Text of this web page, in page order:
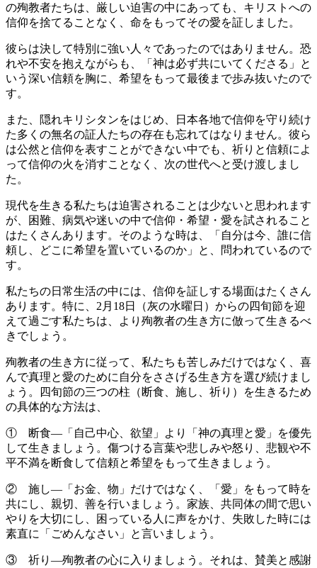
の殉教者たちは、厳しい迫害の中にあっても、キリストへの
信仰を捨てることなく、命をもってその愛を証しました。
彼らは決して特別に強い人々であったのではありません。恐
れや不安を抱えながらも、「神は必ず共にいてくださる」と
いう深い信頼を胸に、希望をもって最後まで歩み抜いたので
す。
また、隠れキリシタンをはじめ、日本各地で信仰を守り続け
た多くの無名の証人たちの存在も忘れてはなりません。彼ら
は公然と信仰を表すことができない中でも、祈りと信頼によ
って信仰の火を消すことなく、次の世代へと受け渡しまし
た。
現代を生きる私たちは迫害されることは少ないと思われます
が、困難、病気や迷いの中で信仰・希望・愛を試されること
はたくさんあります。そのような時は、「自分は今、誰に信
頼し、どこに希望を置いているのか」と、問われているので
す。
私たちの日常生活の中には、信仰を証しする場面はたくさん
あります。特に、2月18日（灰の水曜日）からの四旬節を迎
えて過ごす私たちは、より殉教者の生き方に倣って生きるべ
きでしょう。
殉教者の生き方に従って、私たちも苦しみだけではなく、喜
んで真理と愛のために自分をささげる生き方を選び続けまし
ょう。四旬節の三つの柱（断食、施し、祈り）を生きるため
の具体的な方法は、
① 断食―「自己中心、欲望」より「神の真理と愛」を優先
して生きましょう。傷つける言葉や悲しみや怒り、悲観や不
平不満を断食して信頼と希望をもって生きましょう。
② 施し―「お金、物」だけではなく、「愛」をもって時を
共にし、親切、善を行いましょう。家族、共同体の間で思い
やりを大切にし、困っている人に声をかけ、失敗した時には
素直に「ごめんなさい」と言いましょう。
③ 祈り―殉教者の心に入りましょう。それは、賛美と感謝